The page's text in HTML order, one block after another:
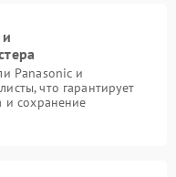
Panasonic и
что гарантирует
и сохранение